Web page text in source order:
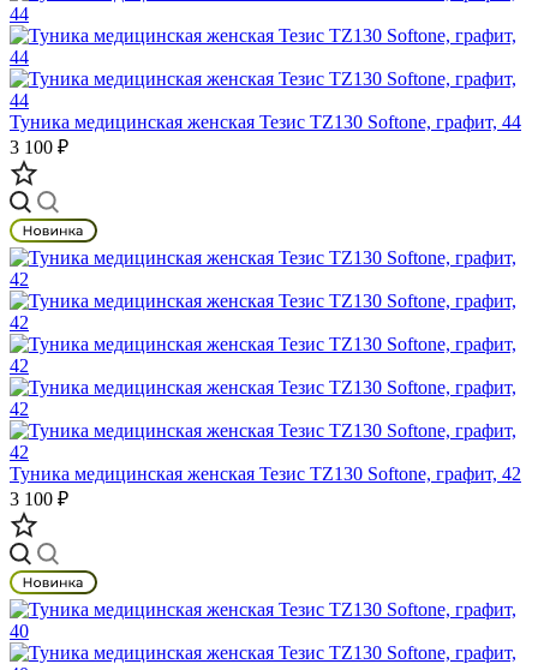
Туника медицинская женская Тезис TZ130 Softone, графит, 44
3 100 ₽
Туника медицинская женская Тезис TZ130 Softone, графит, 42
3 100 ₽